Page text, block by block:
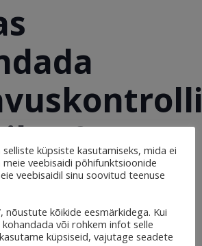
süsteemi
järgida järgmisi samme:
küpsiste kasutamiseks, mida ei
veebisaidi põhifunktsioonide
veebisaidil sinu soovitud teenuse
nõustute kõikide eesmärkidega. Kui
või rohkem infot selle
küpsiseid, vajutage seadete